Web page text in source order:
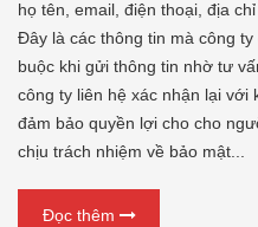
họ tên, email, điện thoại, địa
Đây là các thông tin mà công
buộc khi gửi thông tin nhờ tư
công ty liên hệ xác nhận lại với
đảm bảo quyền lợi cho cho
chịu trách nhiệm về bảo mật...
Đọc thêm